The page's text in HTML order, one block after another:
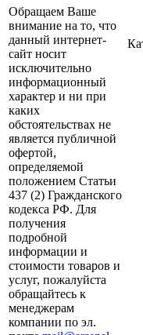
Обращаем Ваше
внимание на то, что
данный интернет-
сайт носит
исключительно
информационный
характер и ни при
каких
обстоятельствах не
является публичной
офертой,
определяемой
положением Статьи
437 (2) Гражданского
кодекса РФ. Для
получения
подробной
информации и
стоимости товаров и
услуг, пожалуйста
обращайтесь к
менеджерам
компании по эл.